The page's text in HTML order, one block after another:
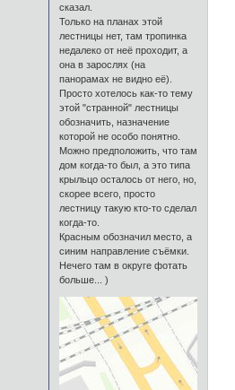
сказал.
Только на планах этой
лестницы нет, там тропинка
недалеко от неё проходит, а
она в зарослях (на
панорамах не видно её).
Просто хотелось как-то тему
этой "странной" лестницы
обозначить, назначение
которой не особо понятно.
Можно предположить, что там
дом когда-то был, а это типа
крыльцо осталось от него, но,
скорее всего, просто
лестницу такую кто-то сделал
когда-то.
Красным обозначил место, а
синим направление съёмки.
Нечего там в округе фотать
больше... )